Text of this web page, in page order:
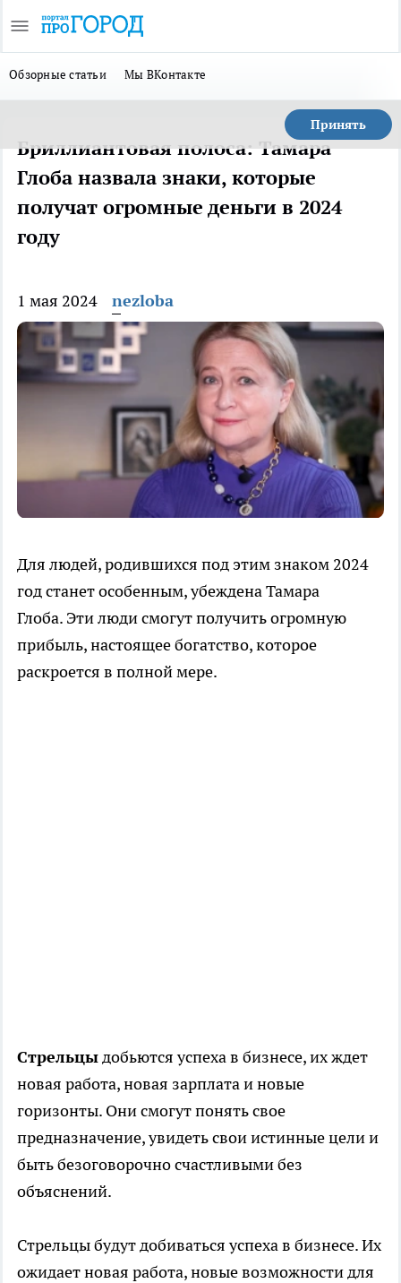
Обзорные статьи Мы ВКонтакте
Принять
Бриллиантовая полоса: Тамара
Глоба назвала знаки, которые
получат огромные деньги в 2024
году
1 мая 2024 nezloba
Для людей, родившихся под этим знаком 2024
год станет особенным, убеждена Тамара
Глоба. Эти люди смогут получить огромную
прибыль, настоящее богатство, которое
раскроется в полной мере.
Стрельцыдобьются успеха в бизнесе, их ждет
новая работа, новая зарплата и новые
горизонты. Они смогут понять свое
предназначение, увидеть свои истинные цели и
быть безоговорочно счастливыми без
объяснений.
Стрельцы будут добиваться успеха в бизнесе. Их
ожидает новая работа, новые возможности для